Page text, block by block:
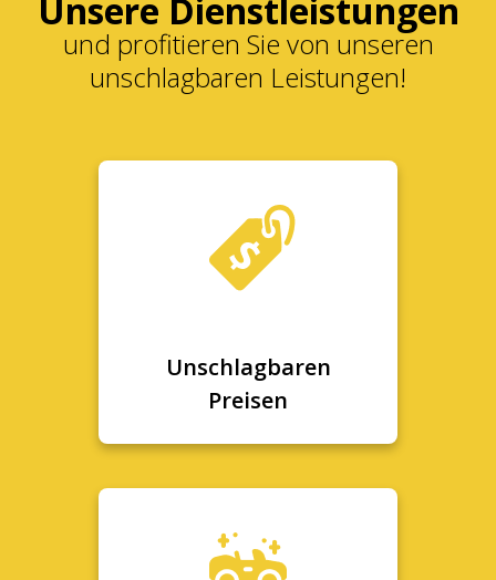
Unsere Dienstleistungen
und profitieren Sie von unseren
unschlagbaren Leistungen!
Unschlagbaren
Preisen